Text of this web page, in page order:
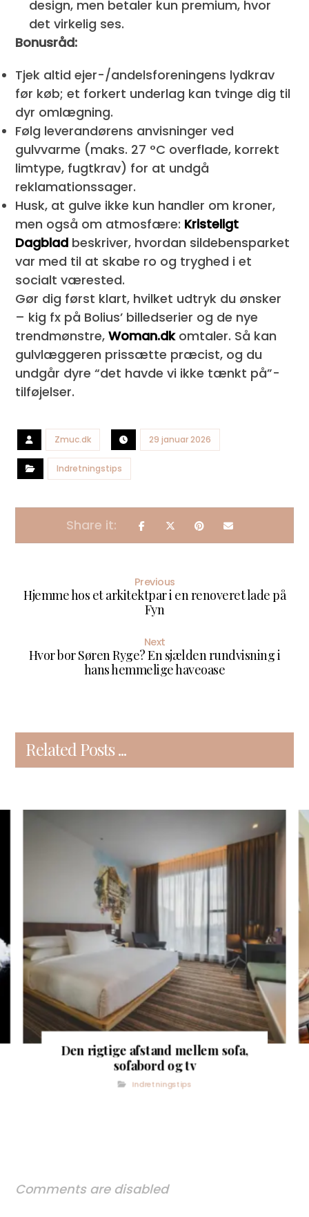
design, men betaler kun premium, hvor
det virkelig ses.
Bonusråd:
Tjek altid ejer-/andelsforeningens lydkrav
før køb; et forkert underlag kan tvinge dig til
dyr om­lægning.
Følg leverandørens anvisninger ved
gulvvarme (maks. 27 °C overflade, korrekt
limtype, fugtkrav) for at undgå
reklamationssager.
Husk, at gulve ikke kun handler om kroner,
men også om atmosfære: Kristeligt
Dagblad beskriver, hvordan sildebensparket
var med til at skabe ro og tryghed i et
socialt værested.
Gør dig først klart, hvilket udtryk du ønsker
– kig fx på Bolius’ billedserier og de nye
trendmønstre,Woman.dkomtaler. Så kan
gulvlæggeren prissætte præcist, og du
undgår dyre “det havde vi ikke tænkt på”-
tilføjelser.
Zmuc.dk 29 januar 2026
Indretningstips
Previous
Hjemme hos et arkitektpar i en renoveret lade på
Fyn
Next
Hvor bor Søren Ryge? En sjælden rundvisning i
hans hemmelige haveoase
Related Posts ...
Den rigtige afstand mellem sofa,
sofabord og tv
Indretningstips
Comments are disabled